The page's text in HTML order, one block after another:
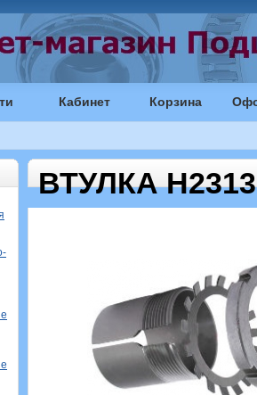
Кабинет Корзина
ВТУЛКА H2313